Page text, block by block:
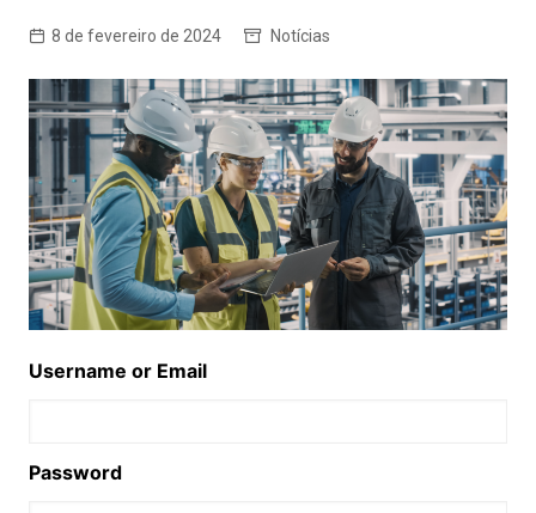
8 de fevereiro de 2024 Notícias
Username or Email
Password